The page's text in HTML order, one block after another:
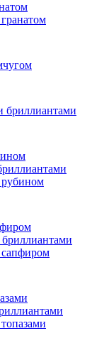
бриллиантами
рубином
сапфиром